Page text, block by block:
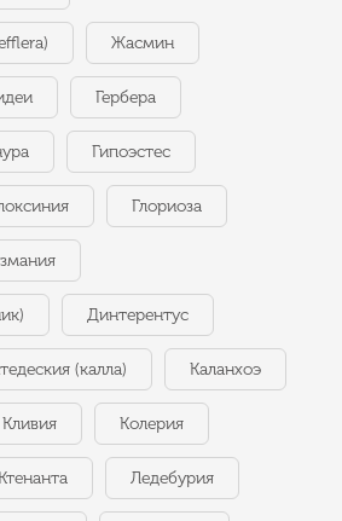
Жасмин
Гербера
Гипоэстес
Глориоза
Динтерентус
(калла) Каланхоэ
Кливия Колерия
Ледебурия